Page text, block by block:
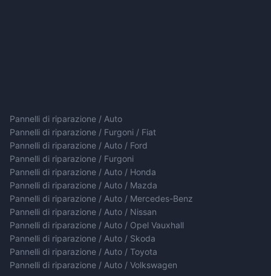
Pannelli di riparazione / Auto
Pannelli di riparazione / Furgoni / Fiat
Pannelli di riparazione / Auto / Ford
Pannelli di riparazione / Furgoni
Pannelli di riparazione / Auto / Honda
Pannelli di riparazione / Auto / Mazda
Pannelli di riparazione / Auto / Mercedes-Benz
Pannelli di riparazione / Auto / Nissan
Pannelli di riparazione / Auto / Opel Vauxhall
Pannelli di riparazione / Auto / Skoda
Pannelli di riparazione / Auto / Toyota
Pannelli di riparazione / Auto / Volkswagen